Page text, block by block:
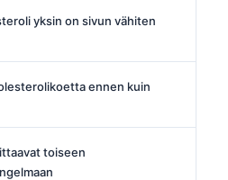
yksin on sivun vähiten
ennen kuin
toiseen